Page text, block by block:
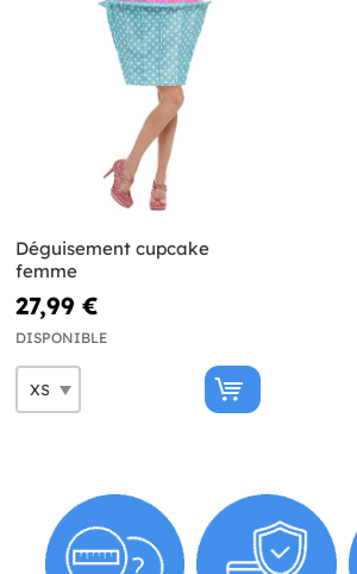
Déguisement cupcake
femme
27,99 €
DISPONIBLE